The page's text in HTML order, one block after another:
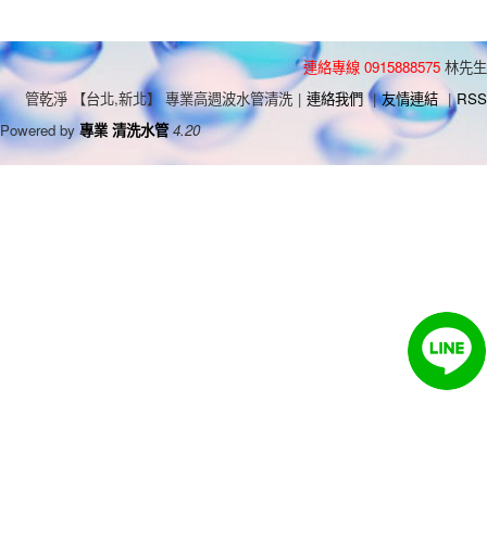
連絡專線 0915888575 林先生
管乾淨 【台北,新北】 專業高週波水管清洗 | 連絡我們 | 友情連結 | RSS
Powered by 專業 清洗水管 4.20